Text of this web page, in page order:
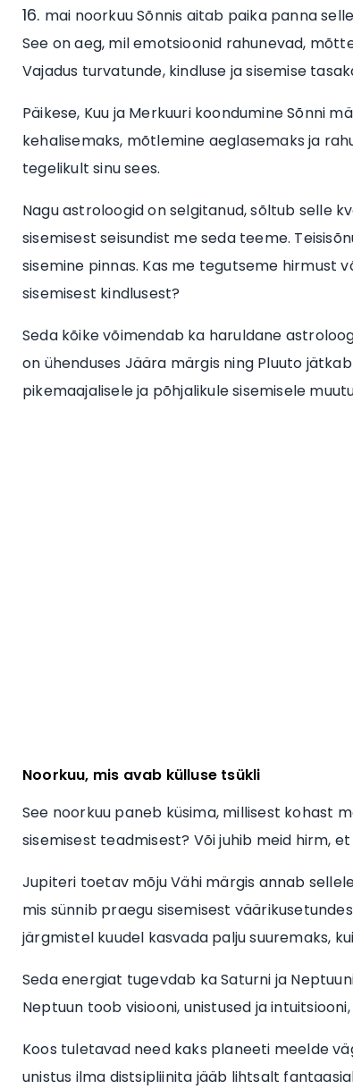
mai noorkuu Sõnnis aitab paika panna
See on aeg, mil emotsioonid rahunevad,
Vajadus turvatunde, kindluse ja sisemise
Päikese, Kuu ja Merkuuri koondumine Sõnni
kehalisemaks, mõtlemine aeglasemaks ja
tegelikult sinu sees.
Nagu astroloogid on selgitanud, sõltub selle
sisemisest seisundist me seda teeme.
sisemine pinnas. Kas me tegutseme hirmust
sisemisest kindlusest?
Seda kõike võimendab ka haruldane
on ühenduses Jäära märgis ning Pluuto
pikemaajalisele ja põhjalikule sisemisele
Noorkuu, mis avab külluse tsükli
See noorkuu paneb küsima, millisest kohast
sisemisest teadmisest? Või juhib meid hirm,
Jupiteri toetav mõju Vähi märgis annab
mis sünnib praegu sisemisest
järgmistel kuudel kasvada palju suuremaks,
Seda energiat tugevdab ka Saturni ja
Neptuun toob visiooni, unistused ja
Koos tuletavad need kaks planeeti meelde
unistus ilma distsipliinita jääb lihtsalt